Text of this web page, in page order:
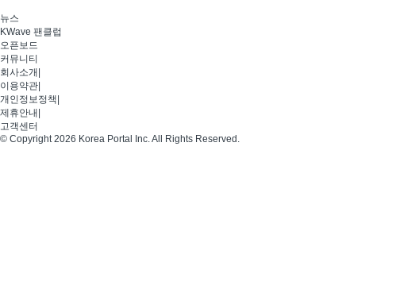
뉴스
KWave 팬클럽
오픈보드
커뮤니티
회사소개
이용약관
개인정보정책
제휴안내
고객센터
© Copyright 2026 Korea Portal Inc. All Rights Reserved.